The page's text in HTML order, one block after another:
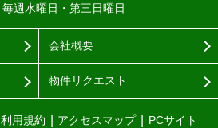
毎週水曜日・第三日曜日
会社概要
物件リクエスト
利用規約 アクセスマップ
PCサイト